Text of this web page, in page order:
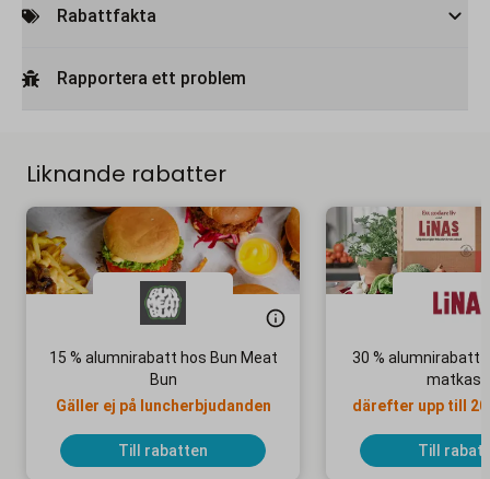
Rabattfakta
Rapportera ett problem
Liknande rabatter
15 % alumnirabatt hos Bun Meat
Bun
Gäller ej på luncherbjudanden
Till rabatten
30 % alumnirabatt
därefter upp till 20
Till